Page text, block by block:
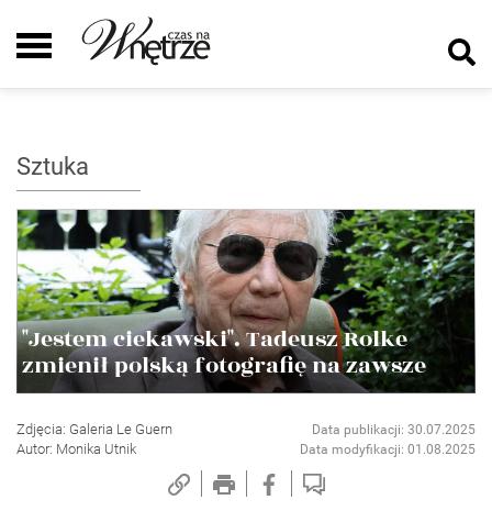
Sztuka
"Jestem ciekawski". Tadeusz Rolke
zmienił polską fotografię na zawsze
Zdjęcia: Galeria Le Guern
Autor: Monika Utnik
Data publikacji: 30.07.2025
Data modyfikacji: 01.08.2025